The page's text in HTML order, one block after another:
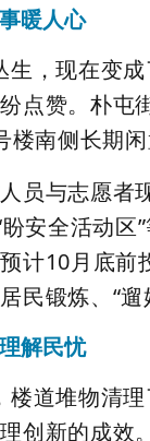
暖人心
生，现在变
点赞。朴屯
楼南侧长期
员与志愿者
盼安全活动
计10月底前
民锻炼、“遛
解民忧
楼道堆物清
创新的成效